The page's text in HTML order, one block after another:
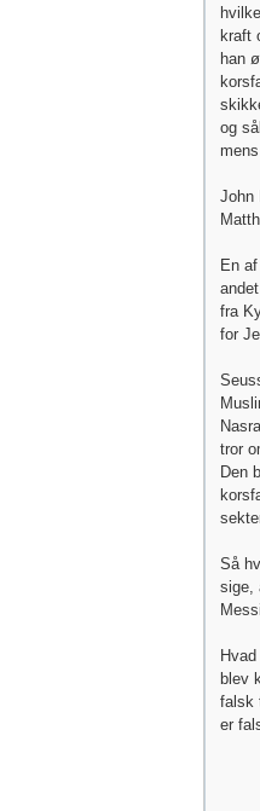
kraft
han
og
John
En
fra
for
tror
Den
Så
sige,
blev
falsk
er